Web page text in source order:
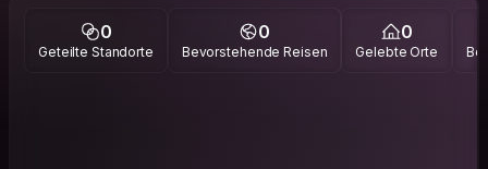
0
Geteilte Standorte
0
Bevorstehende Reisen
0
Gelebte Orte